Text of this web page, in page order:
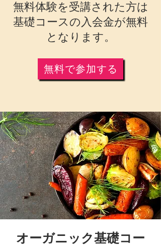
無料体験を受講された方は
基礎コースの入会金が無料
となります。
無料で参加する
オーガニック基礎コー